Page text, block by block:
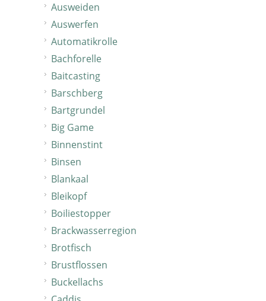
Ausweiden
Auswerfen
Automatikrolle
Bachforelle
Baitcasting
Barschberg
Bartgrundel
Big Game
Binnenstint
Binsen
Blankaal
Bleikopf
Boiliestopper
Brackwasserregion
Brotfisch
Brustflossen
Buckellachs